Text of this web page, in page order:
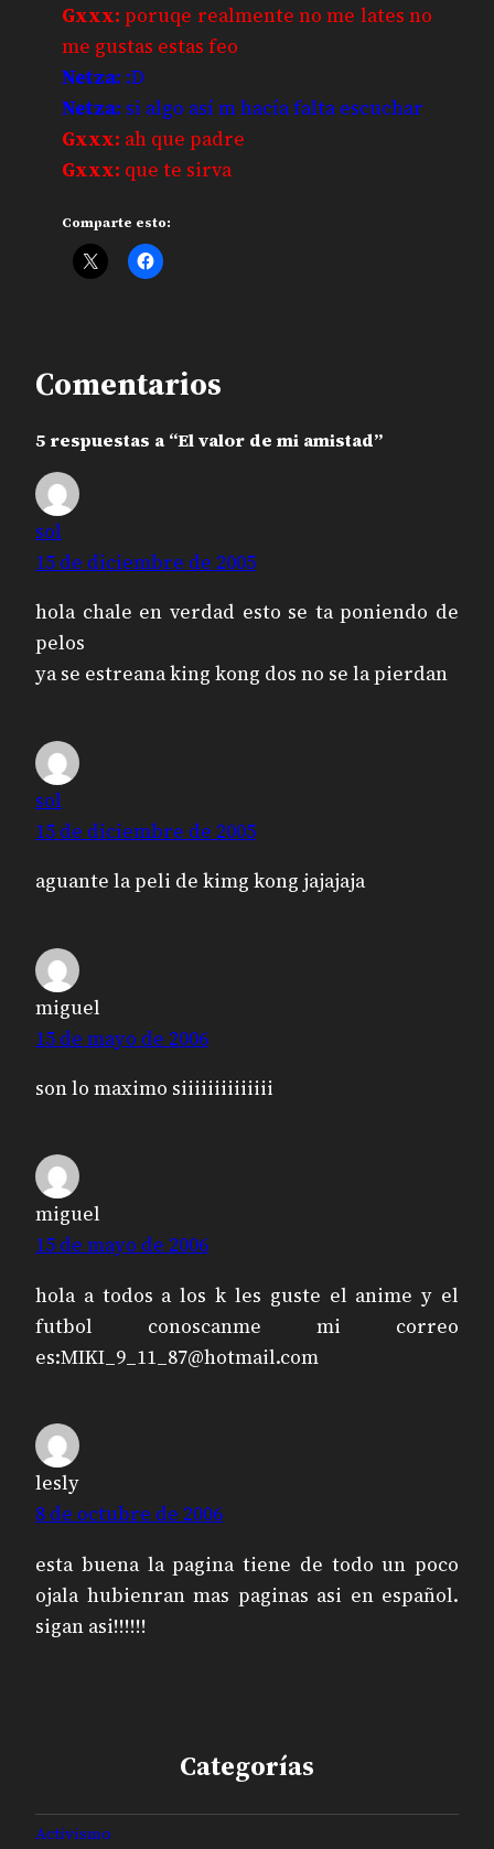
Gxxx:poruqe realmente no me lates no
me gustas estas feo
Netza: :D
Netza: si algo así m hacía falta escuchar
Gxxx: ah que padre
Gxxx: que te sirva
Comparte esto:
Comentarios
5 respuestas a “El valor de mi amistad”
sol
15 de diciembre de 2005
hola chale en verdad esto se ta poniendo de
pelos
ya se estreana king kong dos no se la pierdan
sol
15 de diciembre de 2005
aguante la peli de kimg kong jajajaja
miguel
15 de mayo de 2006
son lo maximo siiiiiiiiiiiiii
miguel
15 de mayo de 2006
hola a todos a los k les guste el anime y el
futbol conoscanme mi correo
es:MIKI_9_11_87@hotmail.com
lesly
8 de octubre de 2006
esta buena la pagina tiene de todo un poco
ojala hubienran mas paginas asi en español.
sigan asi!!!!!!
Categorías
Activismo